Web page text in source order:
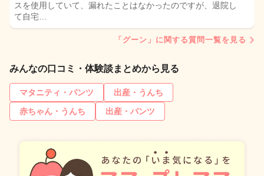
スを使用していて、漏れたことはなかったのですが、退院し
て自宅…
「グーン」に関する質問一覧を見る
みんなの口コミ・体験談まとめから見る
マタニティ・パンツ
出産・うんち
赤ちゃん・うんち
出産・パンツ